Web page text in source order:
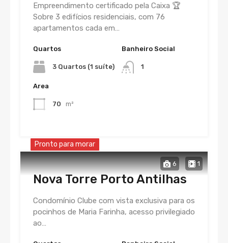
Empreendimento certificado pela Caixa 🏆
Sobre 3 edifícios residenciais, com 76
apartamentos cada em…
Quartos
3 Quartos (1 suíte)
Banheiro Social
1
Area
70 m²
6 1
Pronto para morar
Nova Torre Porto Antilhas
Condomínio Clube com vista exclusiva para os
pocinhos de Maria Farinha, acesso privilegiado
ao…